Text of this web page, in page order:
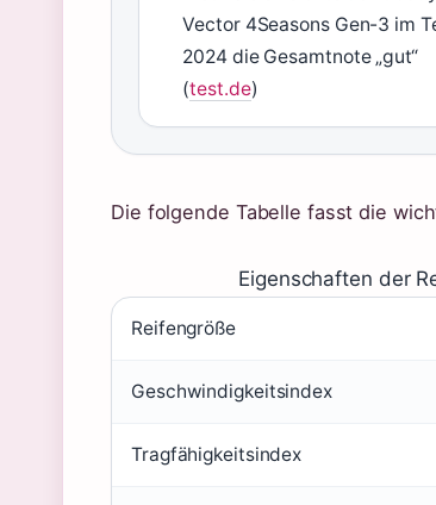
Vector 4Seasons Gen-3 im
2024 die Gesamtnote „gut“
(test.de)
Die folgende Tabelle fasst die
Eigenschaften der
Reifengröße
Geschwindigkeitsindex
Tragfähigkeitsindex